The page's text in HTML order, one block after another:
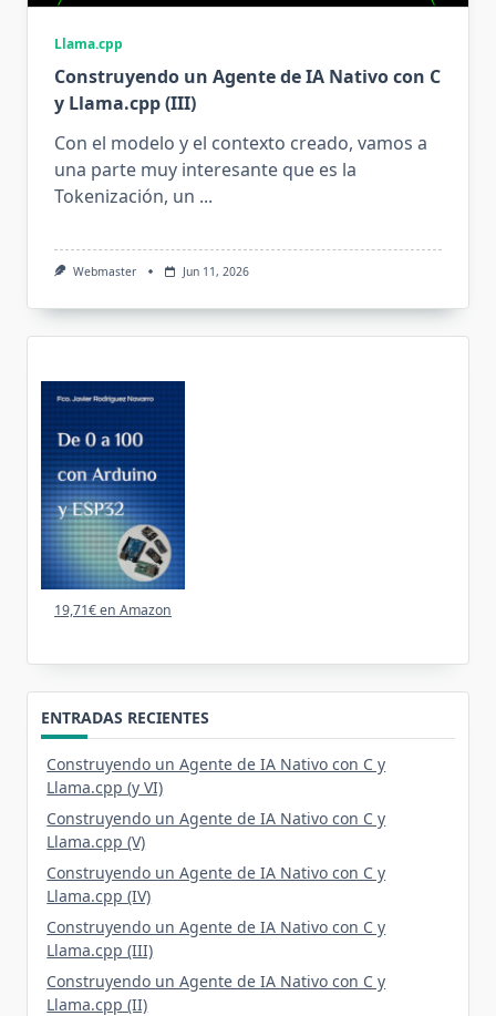
Llama.cpp
Construyendo un Agente de IA Nativo con C
y Llama.cpp (III)
Con el modelo y el contexto creado, vamos a
una parte muy interesante que es la
Tokenización, un ...
Webmaster Jun 11, 2026
19,71€ en Amazon
ENTRADAS RECIENTES
Construyendo un Agente de IA Nativo con C y
Llama.cpp (y VI)
Construyendo un Agente de IA Nativo con C y
Llama.cpp (V)
Construyendo un Agente de IA Nativo con C y
Llama.cpp (IV)
Construyendo un Agente de IA Nativo con C y
Llama.cpp (III)
Construyendo un Agente de IA Nativo con C y
Llama.cpp (II)